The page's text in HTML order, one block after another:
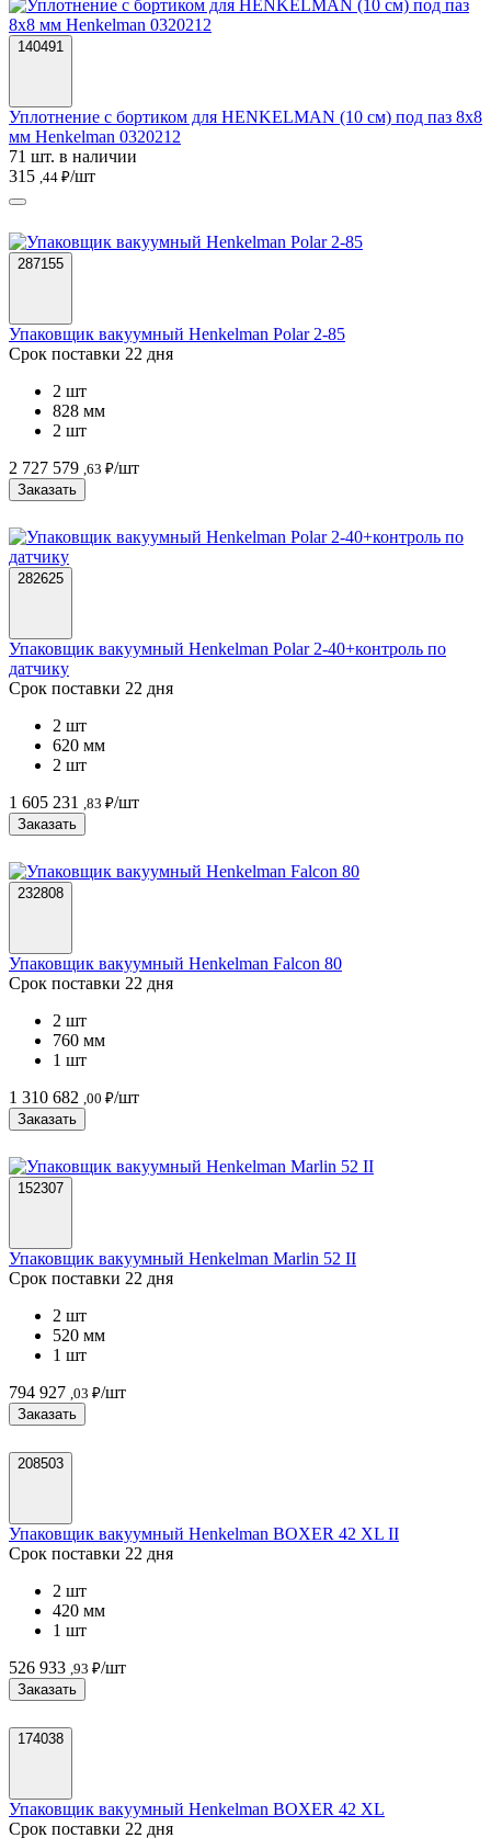
140491
Уплотнение с бортиком для HENKELMAN (10 см) под паз 8х8
мм Henkelman 0320212
71 шт. в наличии
315 ,44 ₽/шт
287155
Упаковщик вакуумный Henkelman Polar 2-85
Срок поставки 22 дня
2 шт
828 мм
2 шт
2 727 579 ,63 ₽/шт
Заказать
282625
Упаковщик вакуумный Henkelman Polar 2-40+контроль по
датчику
Срок поставки 22 дня
2 шт
620 мм
2 шт
1 605 231
,83 ₽/шт
Заказать
232808
Упаковщик вакуумный Henkelman Falcon 80
Срок поставки 22 дня
2 шт
760 мм
1 шт
1 310 682 ,00 ₽/шт
Заказать
152307
Упаковщик вакуумный Henkelman Marlin 52 II
Срок поставки 22 дня
2 шт
520 мм
1 шт
794 927 ,03 ₽/шт
Заказать
208503
Упаковщик вакуумный Henkelman BOXER 42 XL II
Срок поставки 22 дня
2 шт
420 мм
1 шт
526 933 ,93 ₽/шт
Заказать
174038
Упаковщик вакуумный Henkelman BOXER 42 XL
Срок поставки 22 дня